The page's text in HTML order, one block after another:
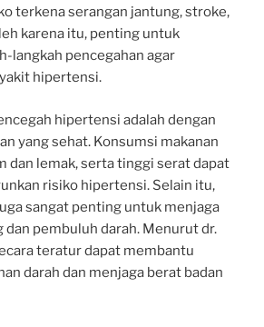
terkena serangan jantung, stroke,
karena itu, penting untuk
langkah pencegahan agar
hipertensi.
hipertensi adalah dengan
yang sehat. Konsumsi makanan
dan lemak, serta tinggi serat dapat
risiko hipertensi. Selain itu,
sangat penting untuk menjaga
dan pembuluh darah. Menurut dr.
teratur dapat membantu
darah dan menjaga berat badan